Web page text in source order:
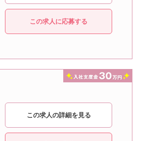
この求人に応募する
この求人の詳細を見る